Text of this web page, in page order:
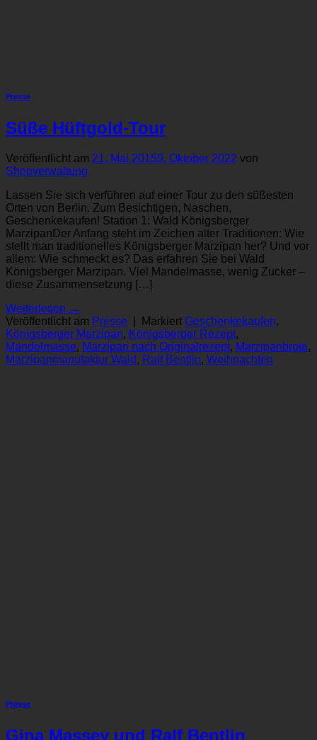
Presse
Süße Hüftgold-Tour
Veröffentlicht am 21. Mai 20159. Oktober 2022 von
Shopverwaltung
Lassen Sie sich verführen auf einer Tour zu den süßesten
Orten von Berlin. Zum Besichtigen, Naschen,
Geschenkekaufen! Station 1: Wald Königsberger
MarzipanDer Anfang steht im Zeichen alter Traditionen: Wie
stellt man traditionelles Königsberger Marzipan her? Und vor
allem: Wie schmeckt es? Das erfahren Sie bei Wald
Königsberger Marzipan. Viel Mandelmasse, wenig Zucker –
diese Zusammensetzung […]
Weiterlesen →
Veröffentlicht am Presse Markiert Geschenkekaufen,
Königsberger Marzipan, Königsberger Rezept,
Mandelmasse, Marzipan nach Originalrezept, Marzipanbrote,
Marzipanmanufaktur Wald, Ralf Bentlin, Weihnachten
Presse
Gina Massey und Ralf Bentlin